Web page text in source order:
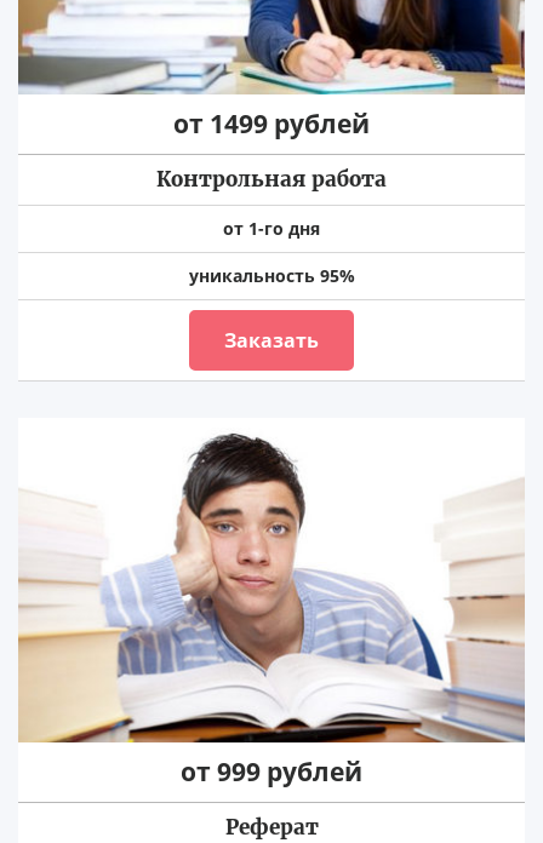
от 1499 рублей
Контрольная работа
от 1-го дня
уникальность 95%
Заказать
от 999 рублей
Реферат